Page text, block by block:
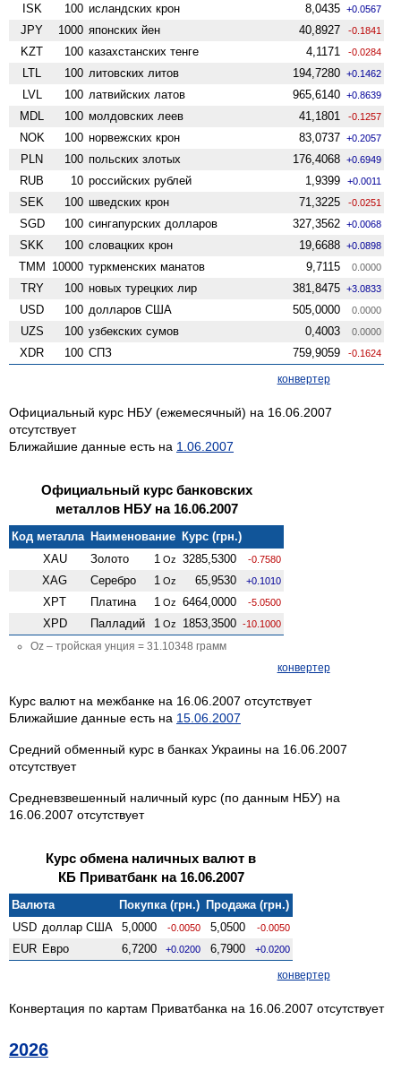
ISK 100 исландских крон 8,0435 +0.0567
JPY 1000 японских йен 40,8927 -0.1841
KZT 100 казахстанских тенге 4,1171 -0.0284
LTL 100 литовских литов 194,7280 +0.1462
LVL 100 латвийских латов 965,6140 +0.8639
MDL 100 молдовских леев 41,1801 -0.1257
NOK 100 норвежских крон 83,0737 +0.2057
PLN 100 польских злотых 176,4068 +0.6949
RUB 10 российских рублей 1,9399 +0.0011
SEK 100 шведских крон 71,3225 -0.0251
SGD 100 сингапурских долларов 327,3562 +0.0068
SKK 100 словацких крон 19,6688 +0.0898
TMM 10000 туркменских манатов 9,7115 0.0000
TRY 100 новых турецких лир 381,8475 +3.0833
USD 100 долларов США 505,0000 0.0000
UZS 100 узбекских сумов 0,4003 0.0000
XDR 100 СПЗ 759,9059 -0.1624
конвертер
Официальный курс НБУ (ежемесячный) на 16.06.2007
отсутствует
Ближайшие данные есть на 1.06.2007
Официальный курс банковских
металлов НБУ на 16.06.2007
Код металла Наименование Курс (грн.)
XAU
Золото 1 Oz 3285,5300 -0.7580
XAG Серебро 1 Oz 65,9530 +0.1010
XPT Платина 1 Oz 6464,0000 -5.0500
XPD Палладий 1 Oz 1853,3500 -10.1000
Oz – тройская унция = 31.10348 грамм
конвертер
Курс валют на межбанке на 16.06.2007 отсутствует
Ближайшие данные есть на 15.06.2007
Средний обменный курс в банках Украины на 16.06.2007
отсутствует
Средневзвешенный наличный курс (по данным НБУ) на
16.06.2007 отсутствует
Курс обмена наличных валют в
КБ Приватбанк на 16.06.2007
Валюта Покупка (грн.) Продажа (грн.)
USD доллар США 5,0000 -0.0050 5,0500 -0.0050
EUR Евро 6,7200 +0.0200 6,7900 +0.0200
конвертер
Конвертация по картам Приватбанка на 16.06.2007 отсутствует
2026